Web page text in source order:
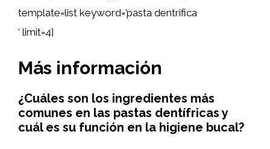
template=list keyword=’pasta dentrifica
‘ limit=4]
Más información
¿Cuáles son los ingredientes más
comunes en las pastas dentífricas y
cuál es su función en la higiene bucal?